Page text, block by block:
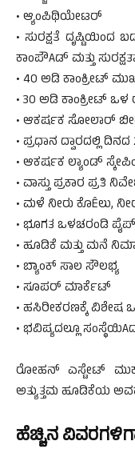
• ಆ್ಯಂಪಿಥಿಯೇಟರ್
• ಸುರಕ್ಷತೆ
ಕಾಂಪೌAಡ್ ಮತ್ತು
• 40 ಅಡಿ ಕಾಂಕ್ರೀಟ್
• 30 ಅಡಿ ಕಾಂಕ್ರೀಟ್ ಒಳ
• ಆಕರ್ಷಕ ಸೋಲಾರ್
• ಪ್ರಧಾನ ದ್ವಾರದಲ್ಲಿ
• ಆಕರ್ಷಕ ಲ್ಯಾಂಡ್
• ವಾಸ್ತು ಪ್ರಕಾರ ಪ್ರತಿ
• ಮಳೆ ನೀರು ಕೊÊಲು,
• ಭೂಗತ ಒಳಚರಂಡಿ
• ಹೂಡಿಕೆ ಮತ್ತು ಮನೆ
• ಬ್ಯಾಂಕ್ ಸಾಲ ಸೌಲಭ್ಯ
• ಸೂಪರ್ ಮಾರ್ಕೆಟ್
• ಹಸಿರೀಕರಣಕ್ಕೆ ವಿಶೇಷ
• ಭವಿಷ್ಯದಲ್ಲೂ
ರೋಹನ್ ಎಸ್ಟೇಟ್
ಅತ್ಯುತ್ತಮ ಹೂಡಿಕೆಯ
ಹೆಚ್ಚಿನ